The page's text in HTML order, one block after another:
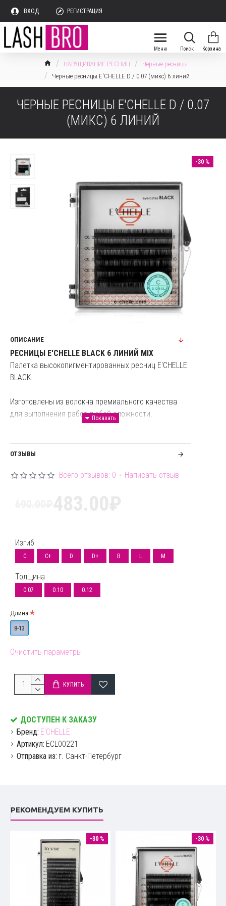
.ВХОД РЕГИСТРАЦИЯ
НАРАЩИВАНИЕ РЕСНИЦ
Черные ресницы
Черные ресницы E'CHELLE D / 0.07 (микс) 6 линий
ЧЕРНЫЕ РЕСНИЦЫ E'CHELLE D / 0.07
(МИКС) 6 ЛИНИЙ
-30 %
ОПИСАНИЕ
РЕСНИЦЫ E'CHELLE BLACK 6 ЛИНИЙ MIX
Палетка высокопигментированных ресниц E'CHELLE
BLACK.
Изготовлены из волокна премиального качества
для выполнения работ любой сложности.
создания выразительного взгляда, обрамленного
используемые материалы всегда были под рукой.
Изгибы:
Толщины:0.07, 0.10, 0.12
Длины:
ОТЗЫВЫ
ДОСТУПЕН К ЗАКАЗУ
Бренд: E'CHELLE
Артикул: ECL00221
Отправка из: г. Санкт-Петербург
Всего отзывов: 0 - Написать отзыв
Изгиб
C C+ D D+ B L M
Толщина
0.07 0.10 0.12
Длина
8-13
Очистить параметры
КУПИТЬ
РЕКОМЕНДУЕМ КУПИТЬ
-30 % -30 %